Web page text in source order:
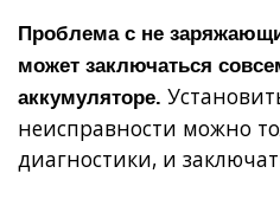
Проблема с не
может заключаться
аккумуляторе.
неисправности можно
диагностики, и